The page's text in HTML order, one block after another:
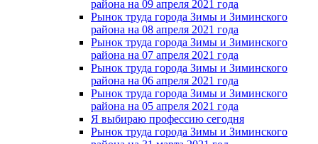
района на 09 апреля 2021 года
Рынок труда города Зимы и Зиминского
района на 08 апреля 2021 года
Рынок труда города Зимы и Зиминского
района на 07 апреля 2021 года
Рынок труда города Зимы и Зиминского
района на 06 апреля 2021 года
Рынок труда города Зимы и Зиминского
района на 05 апреля 2021 года
Я выбираю профессию сегодня
Рынок труда города Зимы и Зиминского